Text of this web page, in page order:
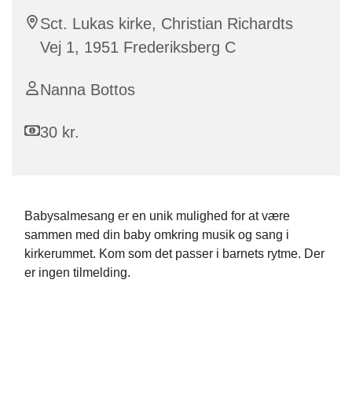
Sct. Lukas kirke, Christian Richardts
Vej 1, 1951 Frederiksberg C
Nanna Bottos
30 kr.
Babysalmesang er en unik mulighed for at være
sammen med din baby omkring musik og sang i
kirkerummet. Kom som det passer i barnets rytme. Der
er ingen tilmelding.